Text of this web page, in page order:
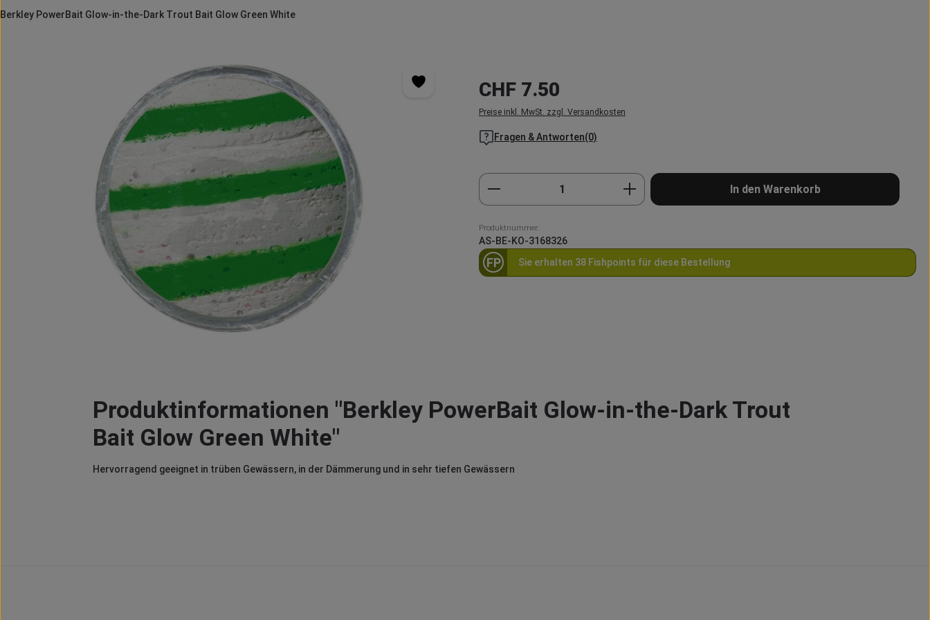
Berkley PowerBait Glow-in-the-Dark Trout Bait Glow Green White
Regulärer Preis:
CHF 7.50
Preise inkl. MwSt. zzgl. Versandkosten
Fragen & Antworten(0)
Produkt Anzahl: Gib den gewünschten Wert ein oder
In den Warenkorb
Produktnummer:
AS-BE-KO-3168326
FP Sie erhalten 38 Fishpoints für diese Bestellung
Produktinformationen "Berkley PowerBait Glow-in-the-Dark Trout
Bait Glow Green White"
Hervorragend geeignet in trüben Gewässern, in der Dämmerung und in sehr tiefen Gewässern